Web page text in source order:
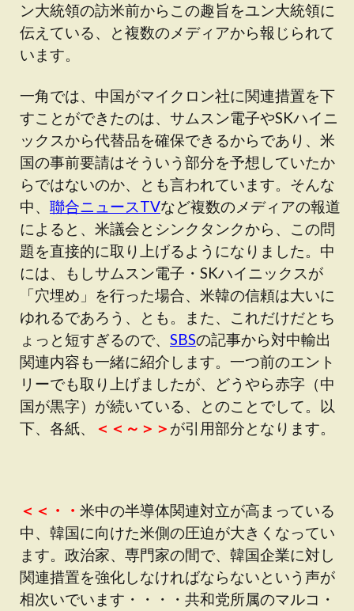
ン大統領の訪米前からこの趣旨をユン大統領に
伝えている、と複数のメディアから報じられて
います。
一角では、中国がマイクロン社に関連措置を下
すことができたのは、サムスン電子やSKハイニ
ックスから代替品を確保できるからであり、米
国の事前要請はそういう部分を予想していたか
らではないのか、とも言われています。そんな
中、 聯合ニュースTVなど複数のメディアの報道
によると、米議会とシンクタンクから、この問
題を直接的に取り上げるようになりました。中
には、もしサムスン電子・SKハイニックスが
「穴埋め」を行った場合、米韓の信頼は大いに
ゆれるであろう、とも。また、これだけだとち
ょっと短すぎるので、 SBSの記事から対中輸出
関連内容も一緒に紹介します。一つ前のエント
リーでも取り上げましたが、どうやら赤字（中
国が黒字）が続いている、とのことでして。以
下、各紙、
＜＜～＞＞ が引用部分となります。
＜＜・・ 米中の半導体関連対立が高まっている
中、韓国に向けた米側の圧迫が大きくなってい
ます。政治家、専門家の間で、韓国企業に対し
関連措置を強化しなければならないという声が
相次いでいます・・・・共和党所属のマルコ・